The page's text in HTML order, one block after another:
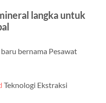
langka untuk
bernama Pesawat
Teknologi Ekstraksi